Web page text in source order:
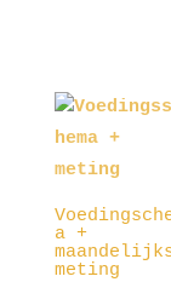
a +
meting